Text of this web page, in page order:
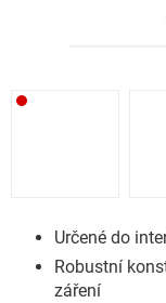
Určené do
Robustní
záření